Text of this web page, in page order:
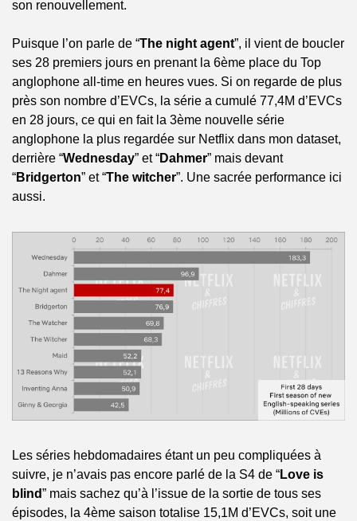
son renouvellement.
Puisque l’on parle de “The night agent”, il vient de boucler
ses 28 premiers jours en prenant la 6ème place du Top
anglophone all-time en heures vues. Si on regarde de plus
près son nombre d’EVCs, la série a cumulé 77,4M d’EVCs
en 28 jours, ce qui en fait la 3ème nouvelle série
anglophone la plus regardée sur Netflix dans mon dataset,
derrière “Wednesday” et “Dahmer” mais devant
“Bridgerton” et “The witcher”. Une sacrée performance ici
aussi.
Les séries hebdomadaires étant un peu compliquées à
suivre, je n’avais pas encore parlé de la S4 de “Love is
blind” mais sachez qu’à l’issue de la sortie de tous ses
épisodes, la 4ème saison totalise 15,1M d’EVCs, soit une